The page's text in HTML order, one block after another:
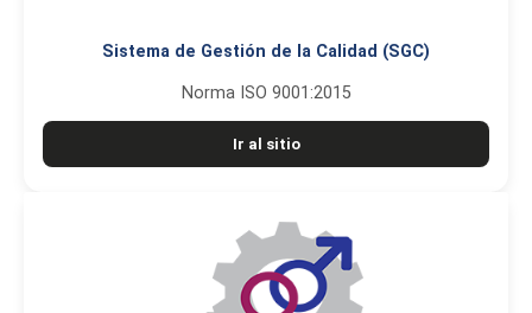
Sistema de Gestión de la Calidad (SGC)
Norma ISO 9001:2015
Ir al sitio